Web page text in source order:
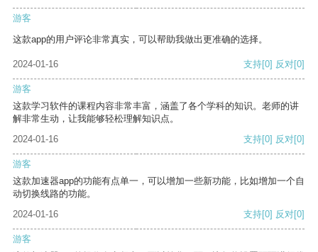
游客
这款app的用户评论非常真实，可以帮助我做出更准确的选择。
2024-01-16 支持[0] 反对[0]
游客
这款学习软件的课程内容非常丰富，涵盖了各个学科的知识。老师的讲
解非常生动，让我能够轻松理解知识点。
2024-01-16
支持[0] 反对[0]
游客
这款加速器app的功能有点单一，可以增加一些新功能，比如增加一个自
动切换线路的功能。
2024-01-16
支持[0] 反对[0]
游客